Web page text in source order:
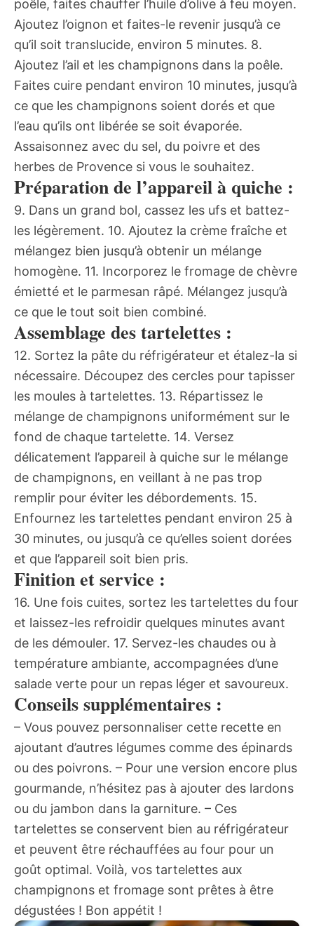
poêle, faites chauffer l’huile d’olive à feu moyen.
Ajoutez l’oignon et faites-le revenir jusqu’à ce
qu’il soit translucide, environ 5 minutes. 8.
Ajoutez l’ail et les champignons dans la poêle.
Faites cuire pendant environ 10 minutes, jusqu’à
ce que les champignons soient dorés et que
l’eau qu’ils ont libérée se soit évaporée.
Assaisonnez avec du sel, du poivre et des
herbes de Provence si vous le souhaitez.
Préparation de l’appareil à quiche :
9. Dans un grand bol, cassez les ufs et battez-
les légèrement. 10. Ajoutez la crème fraîche et
mélangez bien jusqu’à obtenir un mélange
homogène. 11. Incorporez le fromage de chèvre
émietté et le parmesan râpé. Mélangez jusqu’à
ce que le tout soit bien combiné.
Assemblage des tartelettes :
12. Sortez la pâte du réfrigérateur et étalez-la si
nécessaire. Découpez des cercles pour tapisser
les moules à tartelettes. 13. Répartissez le
mélange de champignons uniformément sur le
fond de chaque tartelette. 14. Versez
délicatement l’appareil à quiche sur le mélange
de champignons, en veillant à ne pas trop
remplir pour éviter les débordements. 15.
Enfournez les tartelettes pendant environ 25 à
30 minutes, ou jusqu’à ce qu’elles soient dorées
et que l’appareil soit bien pris.
Finition et service :
16. Une fois cuites, sortez les tartelettes du four
et laissez-les refroidir quelques minutes avant
de les démouler. 17. Servez-les chaudes ou à
température ambiante, accompagnées d’une
salade verte pour un repas léger et savoureux.
Conseils supplémentaires :
– Vous pouvez personnaliser cette recette en
ajoutant d’autres légumes comme des épinards
ou des poivrons. – Pour une version encore plus
gourmande, n’hésitez pas à ajouter des lardons
ou du jambon dans la garniture. – Ces
tartelettes se conservent bien au réfrigérateur
et peuvent être réchauffées au four pour un
goût optimal. Voilà, vos tartelettes aux
champignons et fromage sont prêtes à être
dégustées ! Bon appétit !